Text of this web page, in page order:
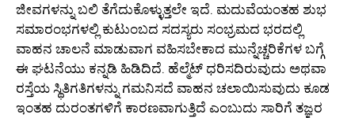
ಜೀವಗಳನ್ನು ಬಲಿ ತೆಗೆದುಕೊಳ್ಳುತ್ತಲೇ ಇದೆ. ಮದುವೆಯಂತಹ ಶುಭ
ಸಮಾರಂಭಗಳಲ್ಲಿ ಕುಟುಂಬದ ಸದಸ್ಯರು ಸಂಭ್ರಮದ ಭರದಲ್ಲಿ
ವಾಹನ ಚಾಲನೆ ಮಾಡುವಾಗ ವಹಿಸಬೇಕಾದ ಮುನ್ನೆಚ್ಚರಿಕೆಗಳ ಬಗ್ಗೆ
ಈ ಘಟನೆಯು ಕನ್ನಡಿ ಹಿಡಿದಿದೆ. ಹೆಲ್ಮೆಟ್ ಧರಿಸದಿರುವುದು ಅಥವಾ
ರಸ್ತೆಯ ಸ್ಥಿತಿಗತಿಗಳನ್ನು ಗಮನಿಸದೆ ವಾಹನ ಚಲಾಯಿಸುವುದು ಕೂಡ
ಇಂತಹ ದುರಂತಗಳಿಗೆ ಕಾರಣವಾಗುತ್ತಿದೆ ಎಂಬುದು ಸಾರಿಗೆ ತಜ್ಞರ